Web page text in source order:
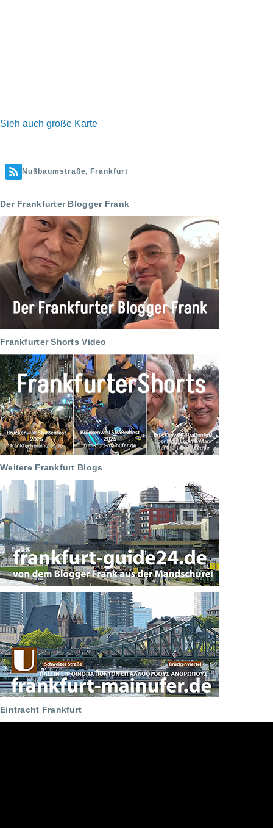
Sieh auch große Karte
Nußbaumstraße, Frankfurt
Der Frankfurter Blogger Frank
Frankfurter Shorts Video
Weitere Frankfurt Blogs
Eintracht Frankfurt